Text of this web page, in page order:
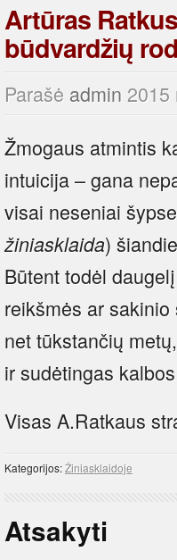
Artūras
būdvardžių
Parašė admin 2015
Žmogaus atmintis
intuicija – gana
visai neseniai
žiniasklaida)
Būtent todėl
reikšmės ar
net tūkstančių
ir sudėtingas
Visas A.Ratkaus
Kategorijos:Žiniasklaidoje
Atsakyti